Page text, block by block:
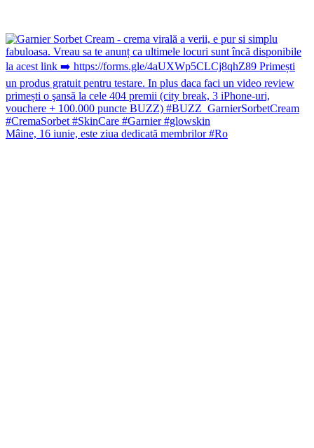
Mâine, 16 iunie, este ziua dedicată membrilor #Ro